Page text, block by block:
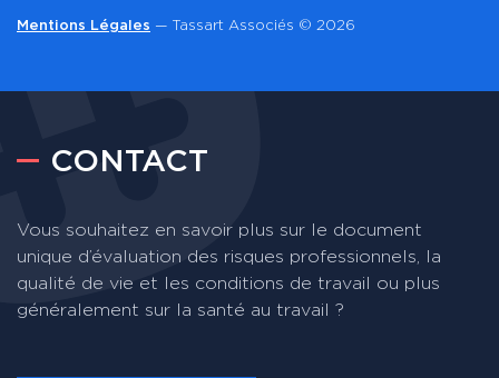
Mentions Légales — Tassart Associés © 2026
CONTACT
Vous souhaitez en savoir plus sur le document
unique d’évaluation des risques professionnels, la
qualité de vie et les conditions de travail ou plus
généralement sur la santé au travail ?